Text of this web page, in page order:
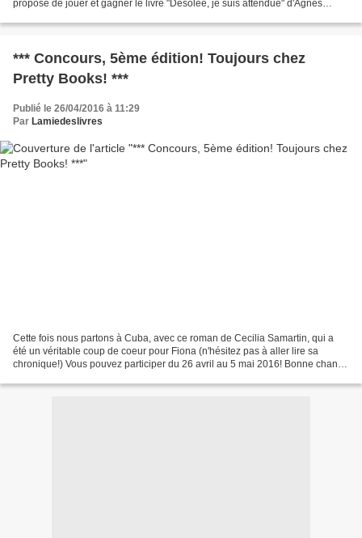
propose de jouer et gagner le livre "Désolée, je suis attendue" d'Agnès
*** Concours, 5ème édition! Toujours chez
Pretty Books! ***
Publié le 26/04/2016 à 11:29
Par Lamiedeslivres
Cette fois nous partons à Cuba, avec ce roman de Cecilia Samartin, qui a
été un véritable coup de coeur pour Fiona (n'hésitez pas à aller lire sa
chronique!) Vous pouvez participer du 26 avril au 5 mai 2016! Bonne chance